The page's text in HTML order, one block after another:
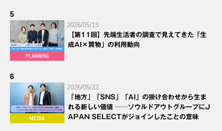
5
2026/05/13
【第11回】先端生活者の調査で見えてきた「生
成AI×買物」の利用動向
6
2026/05/22
「地方」「SNS」「AI」の掛け合わせから生ま
れる新しい価値 ──ソウルドアウトグループにJ
APAN SELECTがジョインしたことの意味